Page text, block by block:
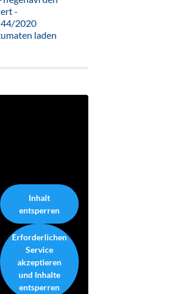
-
44/2020
laden
Inhalt
entsperren
Erforderlichen
Service
akzeptieren
und Inhalte
entsperren